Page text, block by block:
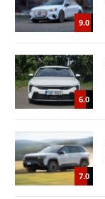
9.0
6.0
7.0